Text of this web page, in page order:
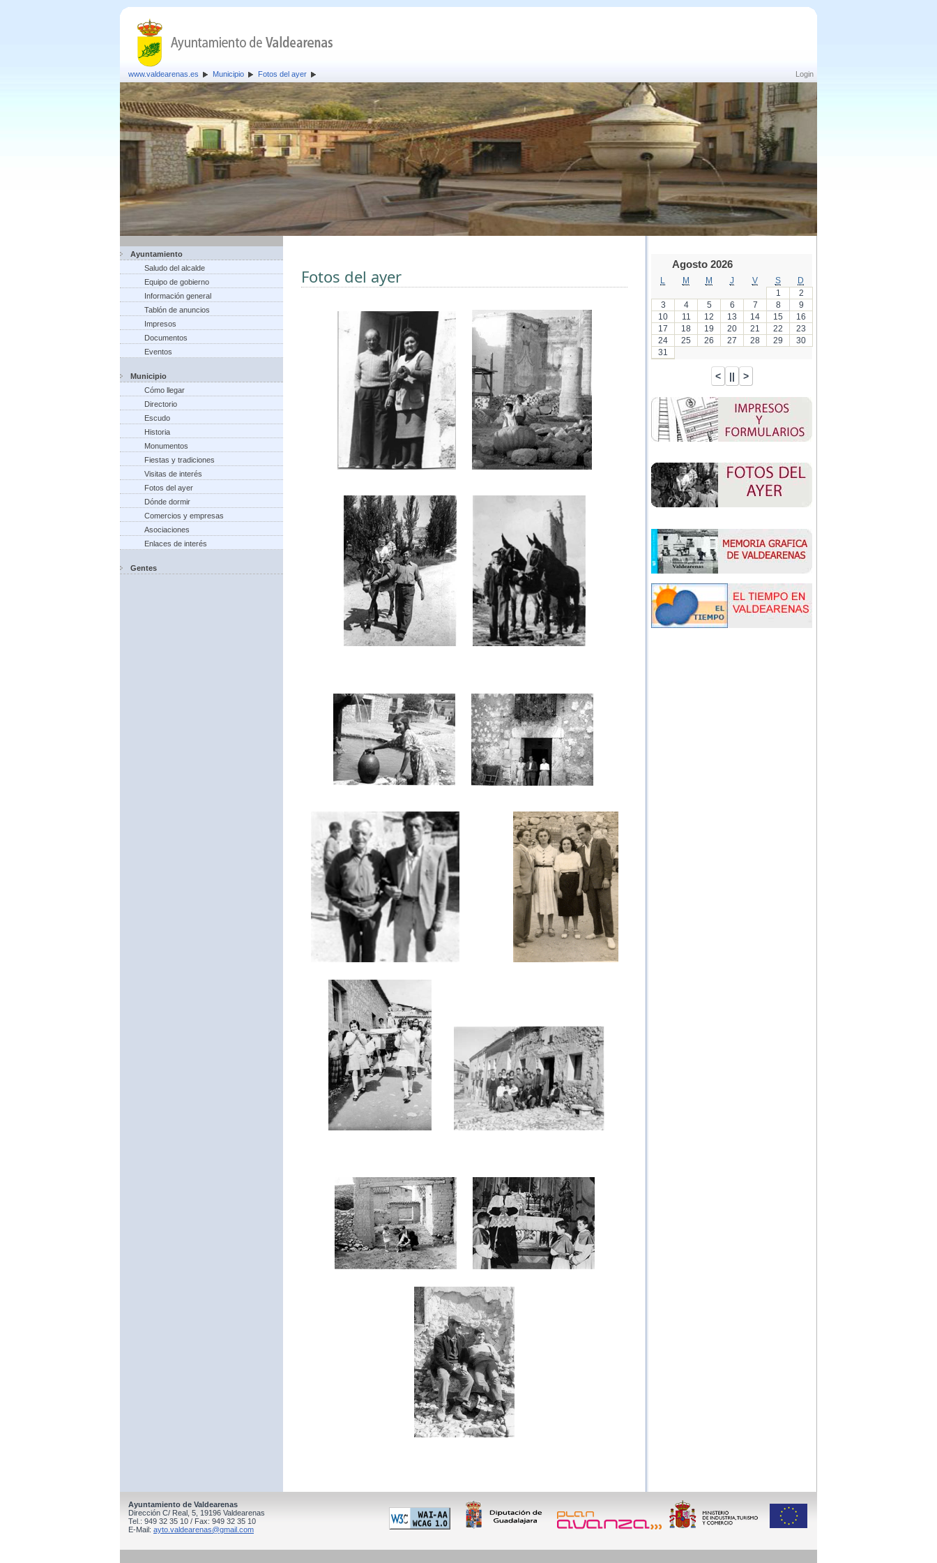
Login
www.valdearenas.es Municipio Fotos del ayer
Ayuntamiento
Saludo del alcalde
Equipo de gobierno
Información general
Tablón de anuncios
Impresos
Documentos
Eventos
Municipio
Cómo llegar
Directorio
Escudo
Historia
Monumentos
Fiestas y tradiciones
Visitas de interés
Fotos del ayer
Dónde dormir
Comercios y empresas
Asociaciones
Enlaces de interés
Gentes
Fotos del ayer
Agosto 2026
M M J V S
D
1
2
3
4 5 6 7 8
9
10
11 12 13 14 15
16
17
18 19 20 21 22
23
24
25 26 27 28 29
30
31
Ayuntamiento de Valdearenas
Dirección C/ Real, 5, 19196 Valdearenas
Tel.: 949 32 35 10 / Fax: 949 32 35 10
E-Mail: ayto.valdearenas@gmail.com